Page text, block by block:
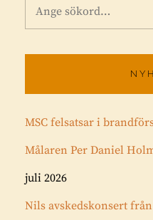
efter:
MSC felsatsar i
Målaren Per Daniel
juli 2026
Nils avskedskonsert